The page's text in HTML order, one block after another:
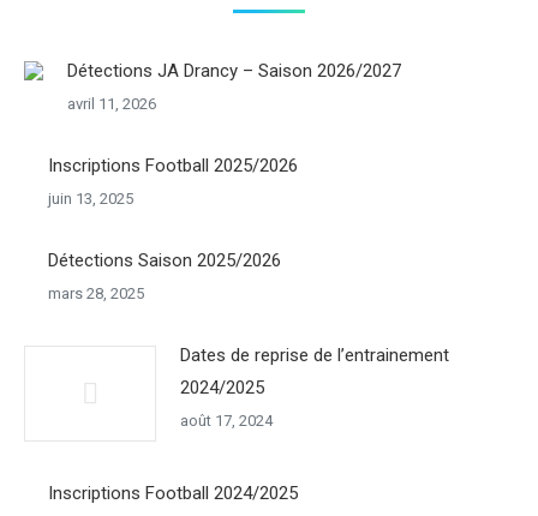
Détections JA Drancy – Saison 2026/2027
avril 11, 2026
Inscriptions Football 2025/2026
juin 13, 2025
Détections Saison 2025/2026
mars 28, 2025
Dates de reprise de l’entrainement
2024/2025
août 17, 2024
Inscriptions Football 2024/2025